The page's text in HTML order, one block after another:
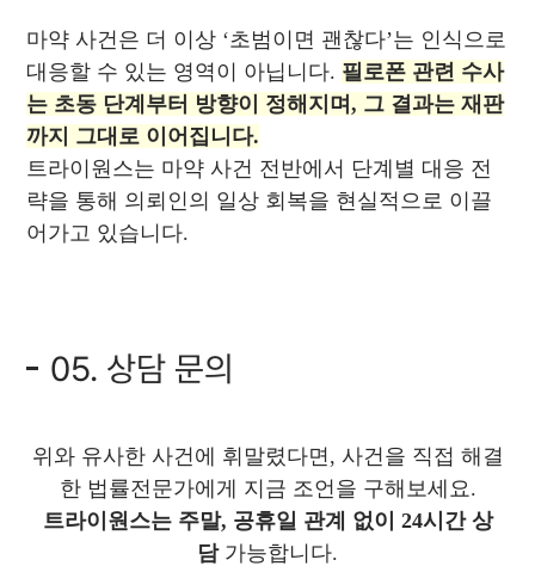
마약 사건은 더 이상 ‘초범이면 괜찮다’는 인식으로
대응할 수 있는 영역이 아닙니다. 필로폰 관련 수사
는 초동 단계부터 방향이 정해지며, 그 결과는 재판
까지 그대로 이어집니다.
트라이원스는 마약 사건 전반에서 단계별 대응 전
략을 통해 의뢰인의 일상 회복을 현실적으로 이끌
어가고 있습니다.
05. 상담 문의
위와 유사한 사건에 휘말렸다면, 사건을 직접 해결
한 법률전문가에게 지금 조언을 구해보세요.
트라이원스는 주말, 공휴일 관계 없이 24시간 상
담가능합니다.